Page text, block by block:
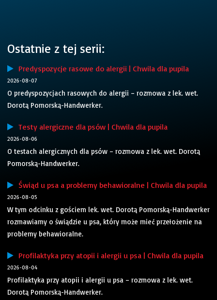
Ostatnie z tej serii:
Predyspozycje rasowe do alergii | Chwila dla pupila
2026-08-07
O predyspozycjach rasowych do alergii – rozmowa z lek. wet.
Dorotą Pomorską-Handwerker.
Testy alergiczne dla psów | Chwila dla pupila
2026-08-06
O testach alergicznych dla psów – rozmowa z lek. wet. Dorotą
Pomorską-Handwerker.
Świąd u psa a problemy behawioralne | Chwila dla pupila
2026-08-05
W tym odcinku z gościem lek. wet. Dorotą Pomorską-Handwerker
rozmawiamy o świądzie u psa, który może mieć przełożenie na
problemy behawioralne.
Profilaktyka przy atopii i alergii u psa | Chwila dla pupila
2026-08-04
Profilaktyka przy atopii i alergii u psa – rozmowa z lek. wet.
Dorotą Pomorską-Handwerker.